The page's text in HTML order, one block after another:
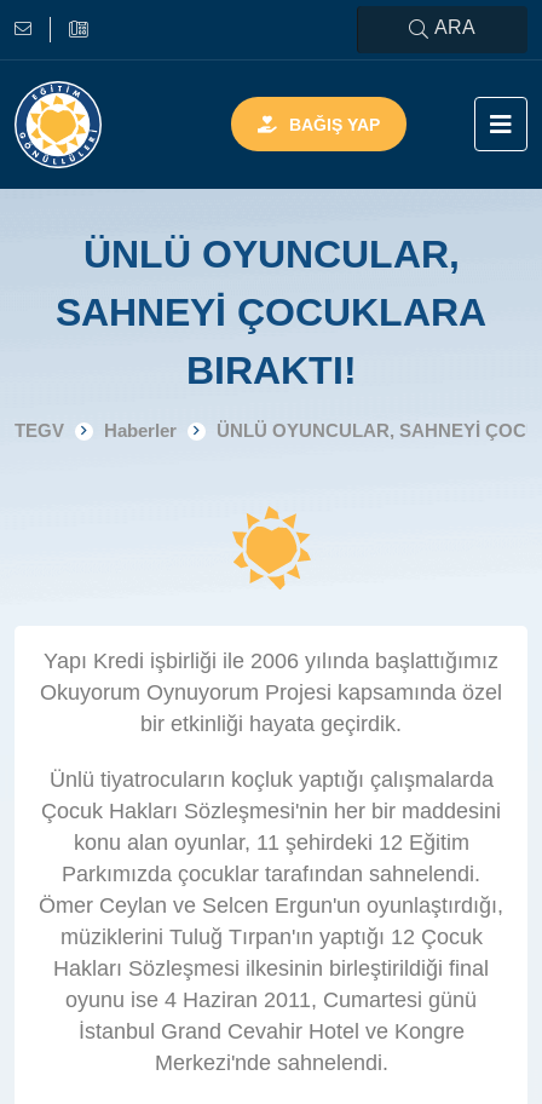
ARA
BAĞIŞ YAP
ÜNLÜ OYUNCULAR,
SAHNEYİ ÇOCUKLARA
BIRAKTI!
TEGV Haberler ÜNLÜ OYUNCULAR, SAHNEYİ
Yapı Kredi işbirliği ile 2006 yılında başlattığımız
Okuyorum Oynuyorum Projesi kapsamında özel
bir etkinliği hayata geçirdik.
Ünlü tiyatrocuların koçluk yaptığı çalışmalarda
Çocuk Hakları Sözleşmesi'nin her bir maddesini
konu alan oyunlar, 11 şehirdeki 12 Eğitim
Parkımızda çocuklar tarafından sahnelendi.
Ömer Ceylan ve Selcen Ergun'un oyunlaştırdığı,
müziklerini Tuluğ Tırpan'ın yaptığı 12 Çocuk
Hakları Sözleşmesi ilkesinin birleştirildiği final
oyunu ise 4 Haziran 2011, Cumartesi günü
İstanbul Grand Cevahir Hotel ve Kongre
Merkezi'nde sahnelendi.